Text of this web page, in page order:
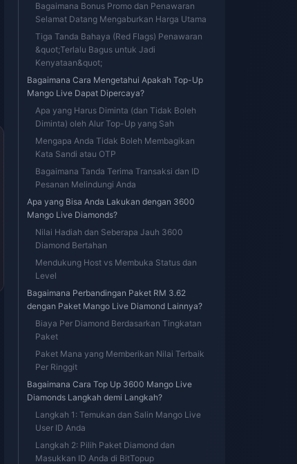
-37%
MangoLive 25000
Rp 99215.01
Beli Sekarang
-37%
MangoLive 20000
Rp 79372.01
Beli Sekarang
Bagaimana Bonus Promo dan Penawaran
Selamat Datang Mengaburkan Harga Utama
Tiga Tanda Bahaya (Red Flags) Penawaran
&quot;Terlalu Bagus untuk Jadi
Kenyataan&quot;
Bagaimana Cara Mengetahui Apakah Top-Up
Mango Live Dapat Dipercaya?
Apa yang Harus Diminta (dan Tidak Boleh
Diminta) oleh Alur Top-Up yang Sah
Mengapa Anda Tidak Boleh Membagikan
Kata Sandi atau OTP
Bagaimana Tanda Terima Transaksi dan ID
Pesanan Melindungi Anda
Apa yang Bisa Anda Lakukan dengan 3600
Mango Live Diamonds?
Nilai Hadiah dan Seberapa Jauh 3600
Diamond Bertahan
Mendukung Host vs Membuka Status dan
Level
Bagaimana Perbandingan Paket RM 3.62
dengan Paket Mango Live Diamond Lainnya?
Biaya Per Diamond Berdasarkan Tingkatan
Paket
Paket Mana yang Memberikan Nilai Terbaik
Per Ringgit
Bagaimana Cara Top Up 3600 Mango Live
Diamonds Langkah demi Langkah?
Langkah 1: Temukan dan Salin Mango Live
User ID Anda
Langkah 2: Pilih Paket Diamond dan
Masukkan ID Anda di BitTopup